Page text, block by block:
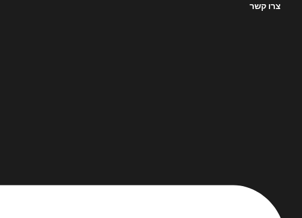
צרו קשר